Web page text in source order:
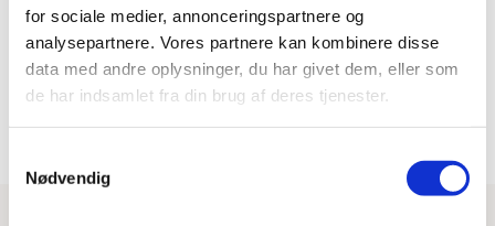
for sociale medier, annonceringspartnere og
analysepartnere. Vores partnere kan kombinere disse
data med andre oplysninger, du har givet dem, eller som
de har indsamlet fra din brug af deres tjenester.
Nødvendig
100% dansk webshop
lokal service og gulveksperter.
Besøg vores butikker
Besøg vores showrooms og få
kompetent rådgivning.